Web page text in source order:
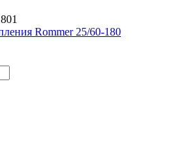
Rommer 25/60-180